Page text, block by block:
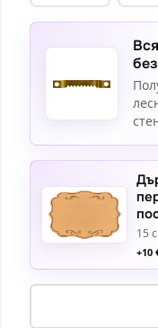
15
+10
количество